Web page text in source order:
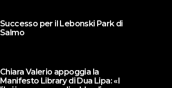
Successo per il Lebonski Park di
Salmo
Chiara Valerio appoggia la
Manifesto Library di Dua Lipa: «I